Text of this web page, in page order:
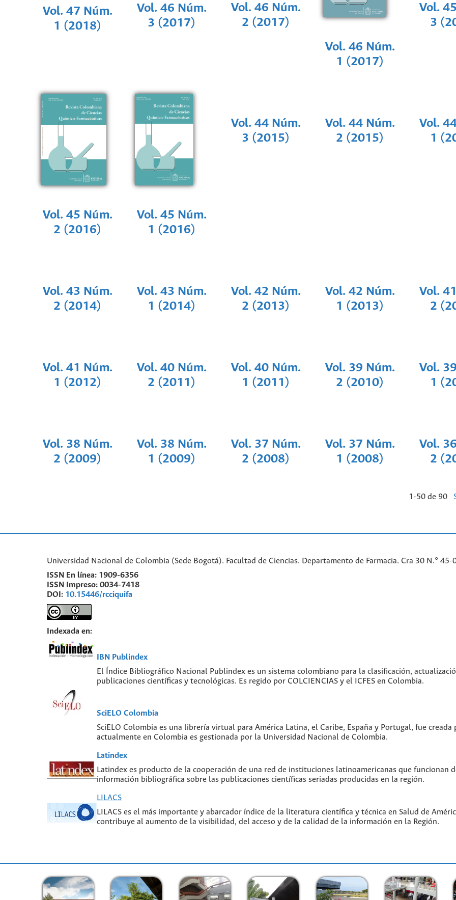
Vol. 47 Núm.
1 (2018)
Vol. 46 Núm.
3 (2017)
Vol. 46 Núm.
2 (2017)
Vol. 46 Núm.
1 (2017)
Vol.
3
Vol. 45 Núm.
2 (2016)
Vol. 45 Núm.
1 (2016)
Vol. 44 Núm.
3 (2015)
Vol. 44 Núm.
2 (2015)
Vol.
1
Vol. 43 Núm.
2 (2014)
Vol. 43 Núm.
1 (2014)
Vol. 42 Núm.
2 (2013)
Vol. 42 Núm.
1 (2013)
Vol.
2
Vol. 41 Núm.
1 (2012)
Vol. 40 Núm.
2 (2011)
Vol. 40 Núm.
1 (2011)
Vol. 39 Núm.
2 (2010)
Vol.
1
Vol. 38 Núm.
2 (2009)
Vol. 38 Núm.
1 (2009)
Vol. 37 Núm.
2 (2008)
Vol. 37 Núm.
1 (2008)
Vol.
2
1-50 de 90
Universidad Nacional de Colombia (Sede Bogotá). Facultad de Ciencias. Departamento de Farmacia. Cra 30 N.°
ISSN En línea: 1909-6356
ISSN Impreso: 0034-7418
DOI: 10.15446/rcciquifa
Indexada en:
IBN Publindex
El Índice Bibliográfico Nacional Publindex es un sistema colombiano para la clasificación,
publicaciones científicas y tecnológicas. Es regido por COLCIENCIAS y el ICFES en Colombia.
SciELO Colombia
SciELO Colombia es una librería virtual para América Latina, el Caribe, España y Portugal, fue creada
actualmente en Colombia es gestionada por la Universidad Nacional de Colombia.
Latindex
Latindex es producto de la cooperación de una red de instituciones latinoamericanas que funcionan
información bibliográfica sobre las publicaciones científicas seriadas producidas en la región.
LILACS
LILACS es el más importante y abarcador índice de la literatura científica y técnica en Salud de
contribuye al aumento de la visibilidad, del acceso y de la calidad de la información en la Región.